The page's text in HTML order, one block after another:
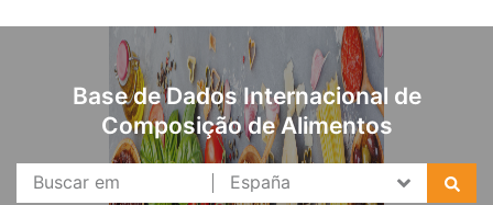
Notícias
Base de Dados Internacional de
Composição de Alimentos